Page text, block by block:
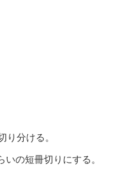
分ける。
の短冊切りにする。